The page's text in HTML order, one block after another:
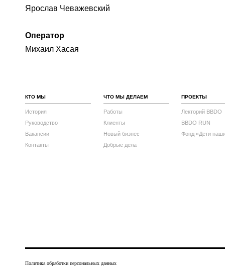
Ярослав Чеважевский
Оператор
Михаил Хасая
КТО МЫ
История
Руководство
Вакансии
Контакты
ЧТО МЫ ДЕЛАЕМ
Работы
Клиенты
Новый бизнес
Добрые дела
ПРОЕКТЫ
Лекторий BBDO
BBDO RUN
Фонд «Дети
Политика обработки персональных данных